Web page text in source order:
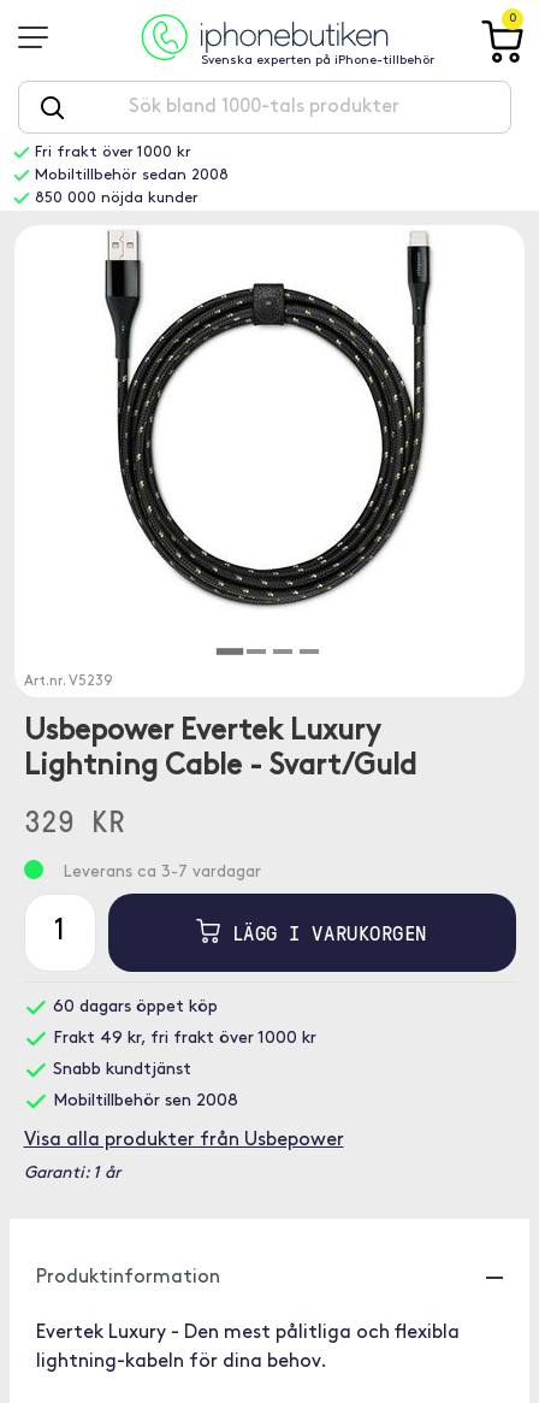
Svenska experten på iPhone-tillbehör
0
Fri frakt över 1000 kr
Mobiltillbehör sedan 2008
850 000 nöjda kunder
Art.nr. V5239
Usbepower Evertek Luxury
Lightning Cable - Svart/Guld
329 KR
Leverans ca 3-7 vardagar
LÄGG I VARUKORGEN
60 dagars öppet köp
Frakt 49 kr, fri frakt över 1000 kr
Snabb kundtjänst
Mobiltillbehör sen 2008
Visa alla produkter från Usbepower
Garanti: 1 år
Produktinformation
Evertek Luxury - Den mest pålitliga och flexibla
lightning-kabeln för dina behov.